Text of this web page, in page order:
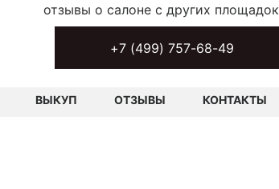
+7 (499) 757-68-49
ВЫКУП ОТЗЫВЫ КОНТАКТЫ
отзывы о салоне с других площадок